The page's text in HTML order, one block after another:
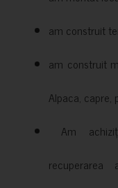
am construit
am construit
Alpaca, capre,
Am